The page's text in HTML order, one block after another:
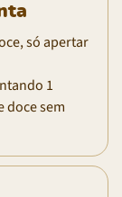
só apertar
1
doce sem